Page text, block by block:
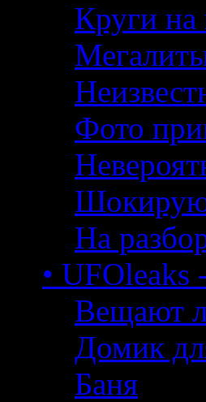
Круги на
Фото
На
• UFOleaks
Вещают
Домик
Баня